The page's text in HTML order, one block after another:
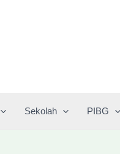
Sekolah PIBG